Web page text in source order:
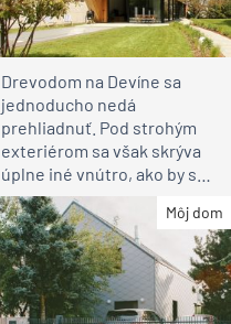
Drevodom na Devíne sa
jednoducho nedá
prehliadnuť. Pod strohým
exteriérom sa však skrýva
úplne iné vnútro, ako by ste
čakali
Môj dom